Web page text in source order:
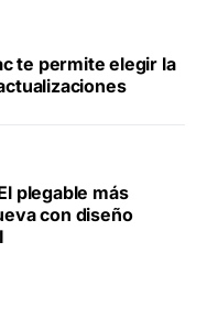
te permite elegir la
plegable más
con diseño